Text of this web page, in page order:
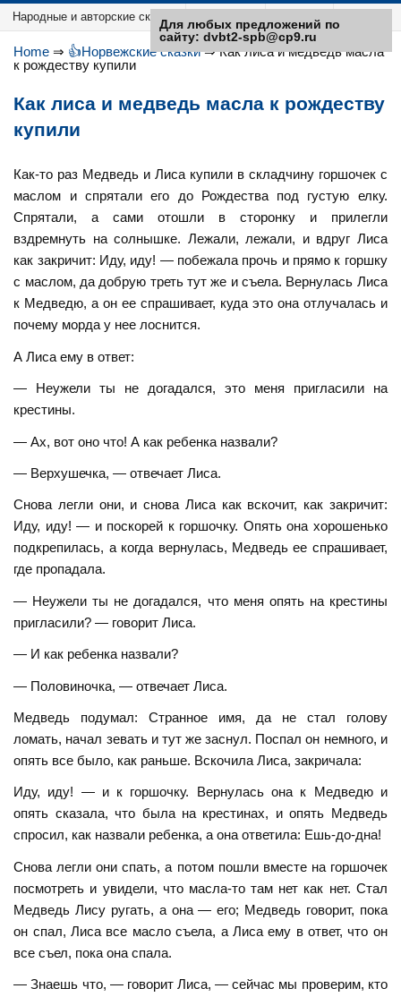
Народные и авторские сказки Категории Sitemap
Home ⇒ 👍Норвежские сказки⇒ Как лиса и медведь масла
к рождеству купили
Как лиса и медведь масла к рождеству
купили
Как-то раз Медведь и Лиса купили в складчину горшочек с
маслом и спрятали его до Рождества под густую елку.
Спрятали, а сами отошли в сторонку и прилегли
вздремнуть на солнышке. Лежали, лежали, и вдруг Лиса
как закричит: Иду, иду! — побежала прочь и прямо к горшку
с маслом, да добрую треть тут же и съела. Вернулась Лиса
к Медведю, а он ее спрашивает, куда это она отлучалась и
почему морда у нее лоснится.
А Лиса ему в ответ:
— Неужели ты не догадался, это меня пригласили на
крестины.
— Ах, вот оно что! А как ребенка назвали?
— Верхушечка, — отвечает Лиса.
Снова легли они, и снова Лиса как вскочит, как закричит:
Иду, иду! — и поскорей к горшочку. Опять она хорошенько
подкрепилась, а когда вернулась, Медведь ее спрашивает,
где пропадала.
— Неужели ты не догадался, что меня опять на крестины
пригласили? — говорит Лиса.
— И как ребенка назвали?
— Половиночка, — отвечает Лиса.
Медведь подумал: Странное имя, да не стал голову
ломать, начал зевать и тут же заснул. Поспал он немного, и
опять все было, как раньше. Вскочила Лиса, закричала:
Иду, иду! — и к горшочку. Вернулась она к Медведю и
опять сказала, что была на крестинах, и опять Медведь
спросил, как назвали ребенка, а она ответила: Ешь-до-дна!
Снова легли они спать, а потом пошли вместе на горшочек
посмотреть и увидели, что масла-то там нет как нет. Стал
Медведь Лису ругать, а она — его; Медведь говорит, пока
он спал, Лиса все масло съела, а Лиса ему в ответ, что он
все съел, пока она спала.
— Знаешь что, — говорит Лиса, — сейчас мы проверим, кто
Для любых предложений по
сайту: dvbt2-spb@cp9.ru